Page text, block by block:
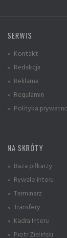
SERWIS
» Kontakt
» Redakcja
» Reklama
» Regulamin
» Polityka
NA SKRÓTY
» Baza piłkarzy
» Rywale Interu
» Terminarz
» Transfery
» Kadra Interu
» Piotr Zieliński